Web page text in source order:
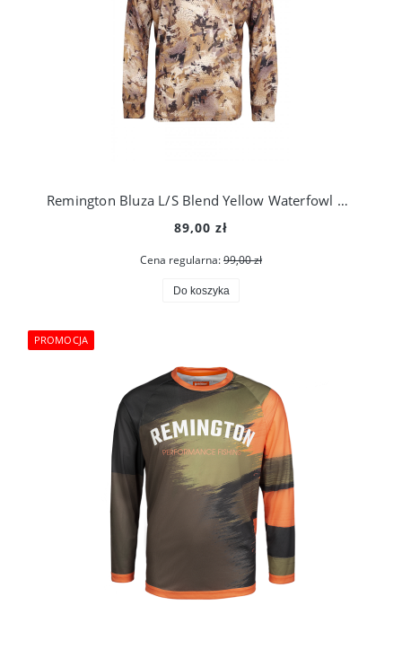
Remington Bluza L/S Blend Yellow Waterfowl Honeycombs RM 1305-995
89,00 zł
Cena regularna:99,00 zł
Do koszyka
PROMOCJA